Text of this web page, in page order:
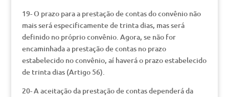
19- O prazo para a prestação de contas do convênio não
mais será especificamente de trinta dias, mas será
definido no próprio convênio. Agora, se não for
encaminhada a prestação de contas no prazo
estabelecido no convênio, aí haverá o prazo estabelecido
de trinta dias (Artigo 56).
20- A aceitação da prestação de contas dependerá da